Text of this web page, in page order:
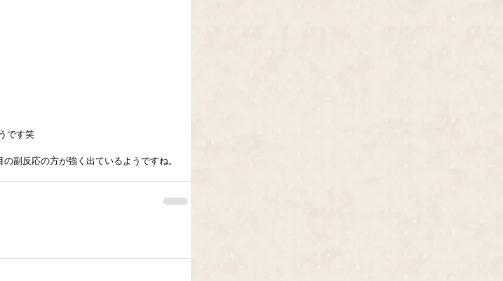
です笑
副反応の方が強く出ているようですね。